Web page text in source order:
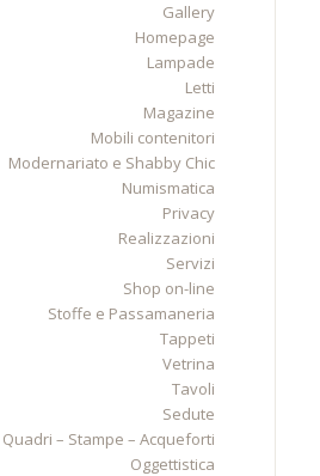
Gallery
Homepage
Lampade
Letti
Magazine
Mobili contenitori
Modernariato e Shabby Chic
Numismatica
Privacy
Realizzazioni
Servizi
Shop on-line
Stoffe e Passamaneria
Tappeti
Vetrina
Tavoli
Sedute
Quadri – Stampe – Acqueforti
Oggettistica